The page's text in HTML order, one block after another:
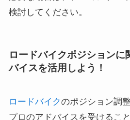
検討してください。
ロードバイクポジションに
バイスを活用しよう！
ロードバイクのポジション調
プロのアドバイスを受けるこ